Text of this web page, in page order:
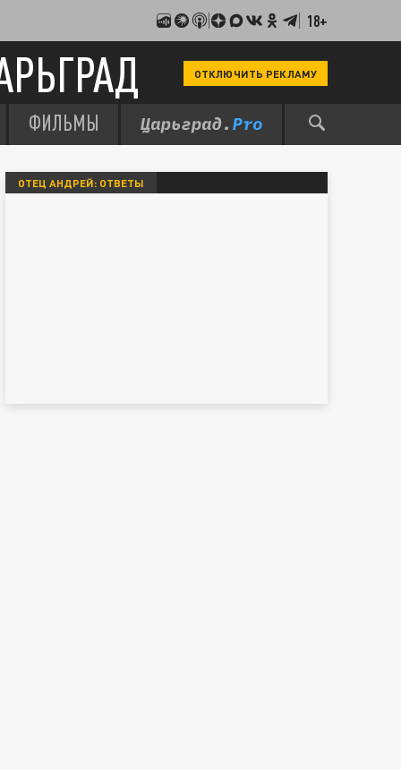
18+
ОТКЛЮЧИТЬ РЕКЛАМУ
ФИЛЬМЫ
ОТЕЦ АНДРЕЙ: ОТВЕТЫ